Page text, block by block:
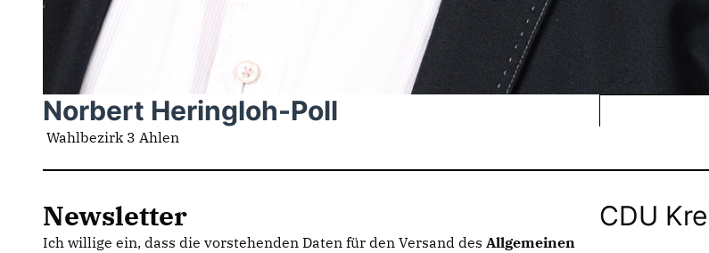
Norbert Heringloh-Poll
Wahlbezirk 3 Ahlen
Newsletter
Ich willige ein, dass die vorstehenden Daten für den Versand des Allgemeinen
CDU